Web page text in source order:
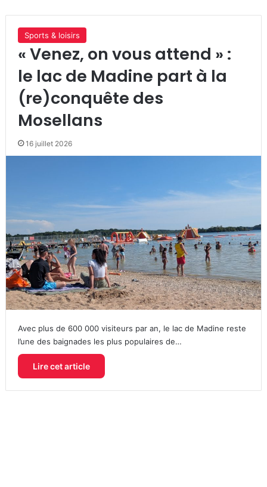
Sports & loisirs
« Venez, on vous attend » :
le lac de Madine part à la
(re)conquête des
Mosellans
16 juillet 2026
Avec plus de 600 000 visiteurs par an, le lac de Madine reste
l’une des baignades les plus populaires de…
Lire cet article